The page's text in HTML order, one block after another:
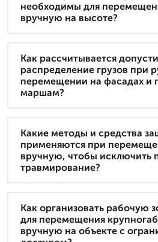
необходимы для
вручную на высоте?
Как рассчитывается
распределение грузов при
перемещении на фасадах и
маршам?
Какие методы и средства
применяются при
вручную, чтобы исключить
травмирование?
Как организовать рабочую
для перемещения
вручную на объекте с